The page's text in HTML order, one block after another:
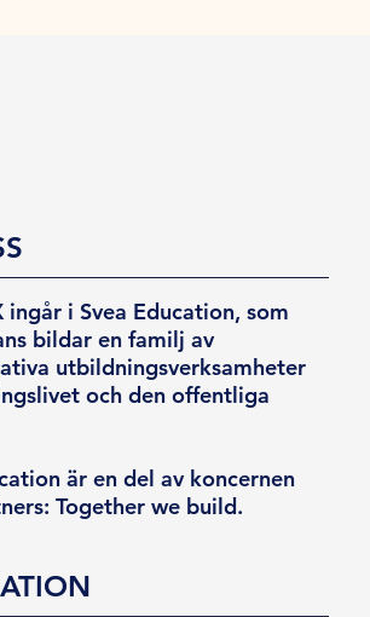
ingår i Svea Education, som
bildar en familj av
utbildningsverksamheter
och den offentliga
är en del av koncernen
Together we build.